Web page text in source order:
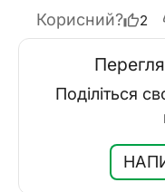
Корисний? 2
Поділіться